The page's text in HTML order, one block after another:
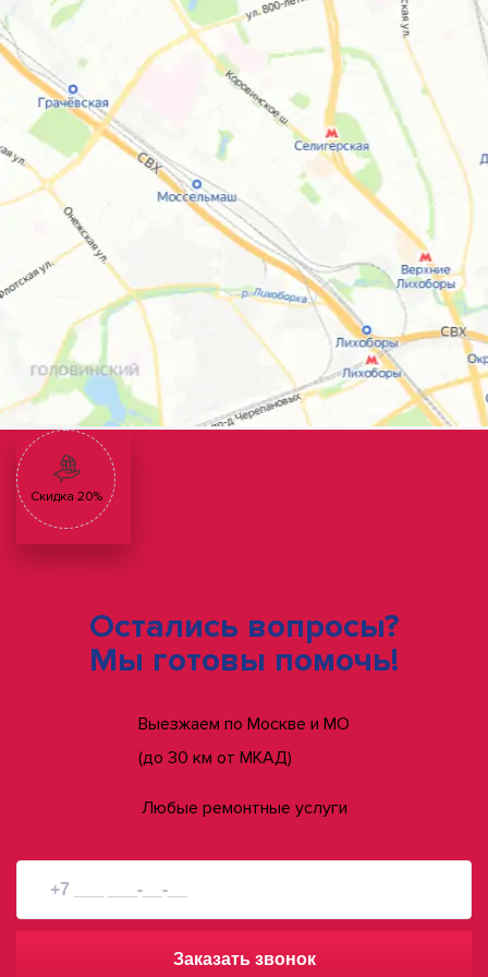
Скидка 20%
Остались вопросы?
Мы готовы помочь!
Выезжаем по Москве и МО
(до 30 км от МКАД)
Любые ремонтные услуги
Заказать звонок